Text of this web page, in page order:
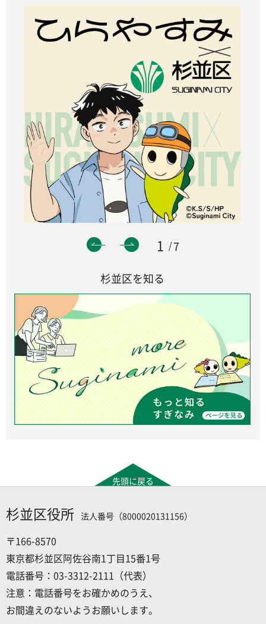
1
7
杉並区を知る
先頭に戻る
杉並区役所 法人番号（8000020131156）
〒166-8570
東京都杉並区阿佐谷南1丁目15番1号
電話番号：03-3312-2111（代表）
注意：電話番号をお確かめのうえ、
お間違えのないようお願いします。